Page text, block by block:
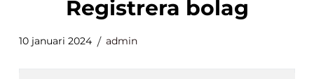
registrera bolag
10 januari 2024 admin